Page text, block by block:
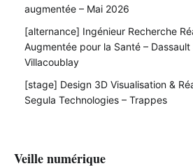
augmentée – Mai 2026
[alternance] Ingénieur Recherche
Augmentée pour la Santé –
Villacoublay
[stage] Design 3D Visualisation &
Segula Technologies – Trappes
Veille numérique